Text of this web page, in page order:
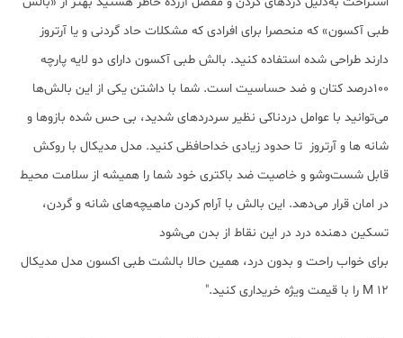
طبی آکسون» که منحصرا برای افرادی که مشکلات حاد گردنی و یا آرتروز
دارند طراحی شده استفاده کنید. بالش طبی آکسون دارای دو لایه پارچه
100درصد کتان و ضد حساسیت است. شما با داشتن یکی از این بالش‌ها
می‌توانید با عوامل دردناکی نظیر سردردهای شدید، بی حس شده بازوها و
شانه ها و آرتروز تا حدود زیادی خداحافظی کنید. مدل مدیکال با روکش
قابل شست‌وشو و خاصیت ضد باکتری خود شما را همیشه از سلامت محیط
در امان قرار می‌دهد. این بالش با آرام کردن ماهیچه‌های شانه و گردن،
تسکین دهنده درد در این نقاط از بدن می‌شود
برای خواب راحت و بدون درد، همین حالا بالشت طبی اکسون مدل مدیکال
12 M را با قیمت ویژه خریداری کنید."